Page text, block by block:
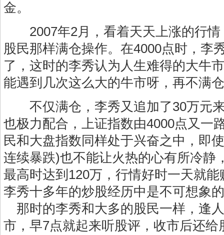
金。
2007年2月，看着天天上涨的行情
股民那样满仓操作。在4000点时，李
了，这时的李秀认为人生难得的大牛
能遇到几次这么大的牛市呀，再不满
不仅满仓，李秀又追加了30万元
也极力配合，上证指数由4000点又一
民和大盘指数同样处于兴奋之中，即
连续暴跌)也不能让火热的心有所冷静
最高时达到120万，行情好时一天就
李秀十多年的炒股经历中是不可想象
那时的李秀和大多的股民一样，逢
市，早7点就起来听股评，收市后还给